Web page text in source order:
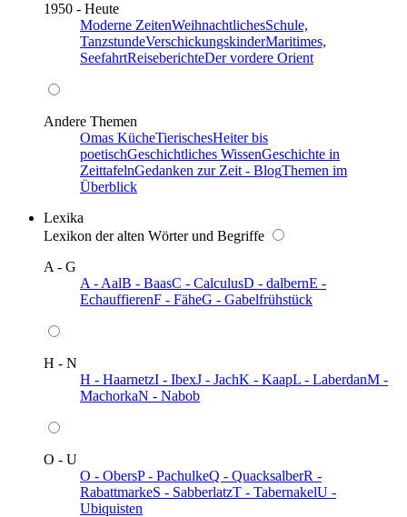
1950 - Heute
Moderne ZeitenWeihnachtlichesSchule,
TanzstundeVerschickungskinderMaritimes,
SeefahrtReiseberichteDer vordere Orient
Andere Themen
Omas KücheTierischesHeiter bis
poetischGeschichtliches WissenGeschichte in
ZeittafelnGedanken zur Zeit - BlogThemen im
Überblick
Lexika
Lexikon der alten Wörter und Begriffe
A - G
A - AalB - BaasC - CalculusD - dalbernE -
EchauffierenF - FäheG - Gabelfrühstück
H - N
H - HaarnetzI - IbexJ - JachK - KaapL - LaberdanM -
MachorkaN - Nabob
O - U
O - ObersP - PachulkeQ - QuacksalberR -
RabattmarkeS - SabberlatzT - TabernakelU -
Ubiquisten